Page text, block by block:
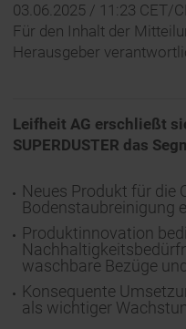
03.06.2025 / 11:23 CET/
Für den Inhalt der
Herausgeber
Leifheit AG erschließt
SUPERDUSTER das
Neues Produkt für die
Bodenstaubreinigung
Produktinnovation
waschbare Bezüge
Konsequente
als wichtiger